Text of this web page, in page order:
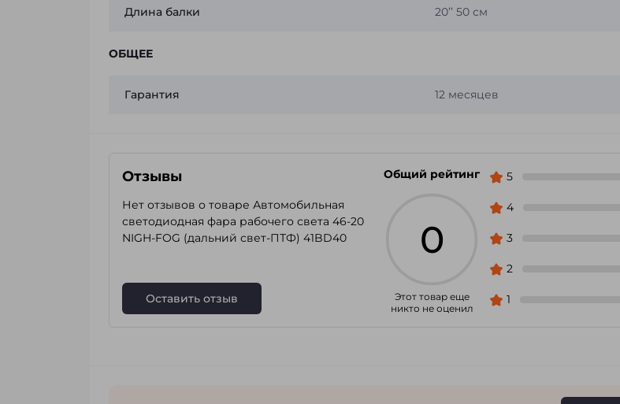
Длина балки 20’’ 50 см
ОБЩЕЕ
Гарантия 12 месяцев
Отзывы
Нет отзывов о товаре Автомобильная
светодиодная фара рабочего света 46-20
NIGH-FOG (дальний свет-ПТФ) 41BD40
Оставить отзыв
Общий рейтинг
0
Этот товар еще
никто не оценил
5
4
3
2
1